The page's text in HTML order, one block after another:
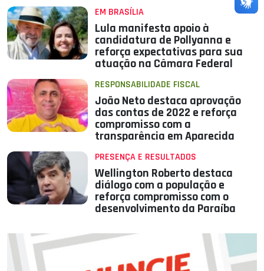
EM BRASÍLIA
Lula manifesta apoio à
candidatura de Pollyanna e
reforça expectativas para sua
atuação na Câmara Federal
RESPONSABILIDADE FISCAL
João Neto destaca aprovação
das contas de 2022 e reforça
compromisso com a
transparência em Aparecida
PRESENÇA E RESULTADOS
Wellington Roberto destaca
diálogo com a população e
reforça compromisso com o
desenvolvimento da Paraíba